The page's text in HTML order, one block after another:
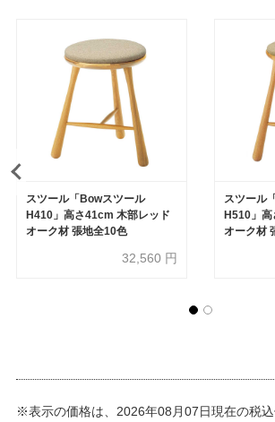
スツール「Bowスツール
H410」高さ41cm 木部レッド
オーク材 張地全10色
32,560 円
スツール
H510」高
オーク材
※表示の価格は、2026年08月07日現在の税込